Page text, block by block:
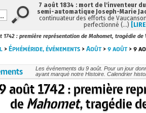
1742 : première représentation de Mahomet, tragédie de
>Éphéméride, événements >Août >9 août > 9
Les événements du 9 août. Pour un jour
ayant marqué notre Histoire. Calendrier
août 1742 : première
deMahomet, tragédie
7 août 1834 : mort de l'inventeur
semi-automatique Joseph-Marie
continuateur des efforts de
perfectionné (…)